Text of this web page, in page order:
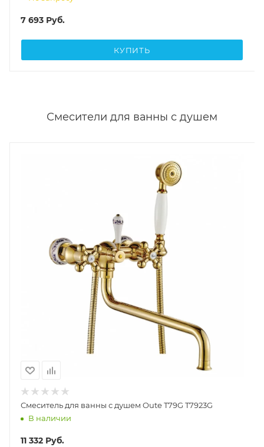
7 693 Руб.
КУПИТЬ
Смесители для ванны с душем
Смеситель для ванны с душем Oute T79G T7923G
В наличии
11 332 Руб.